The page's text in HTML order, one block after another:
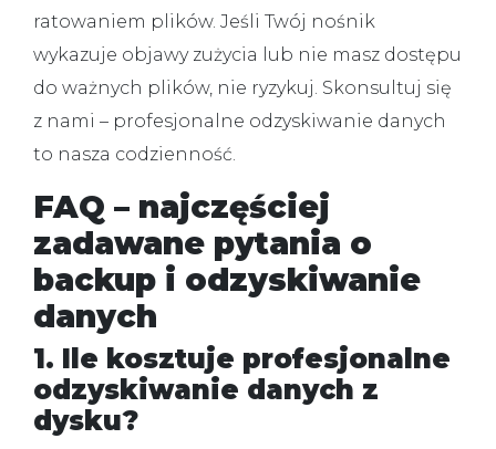
ratowaniem plików. Jeśli Twój nośnik
wykazuje objawy zużycia lub nie masz dostępu
do ważnych plików, nie ryzykuj. Skonsultuj się
z nami – profesjonalne odzyskiwanie danych
to nasza codzienność.
FAQ – najczęściej
zadawane pytania o
backup i odzyskiwanie
danych
1. Ile kosztuje profesjonalne
odzyskiwanie danych z
dysku?